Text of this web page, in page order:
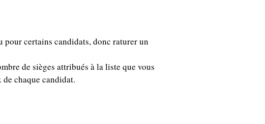
certains candidats, donc raturer un
de sièges attribués à la liste que vous
chaque candidat.